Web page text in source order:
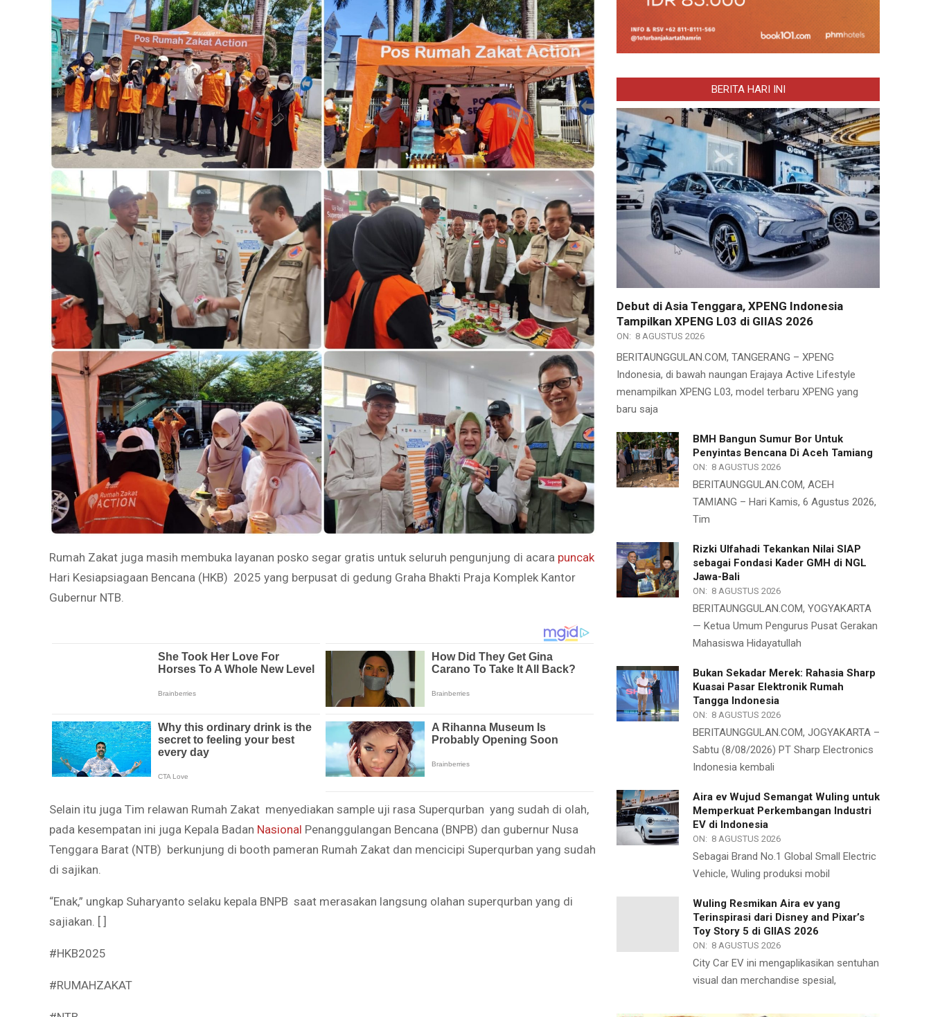
Rumah Zakat juga masih membuka layanan posko segar gratis untuk seluruh pengunjung di acara puncak
Hari Kesiapsiagaan Bencana (HKB) 2025 yang berpusat di gedung Graha Bhakti Praja Komplek Kantor
Gubernur NTB.
Selain itu juga Tim relawan Rumah Zakat menyediakan sample uji rasa Superqurban yang sudah di olah,
pada kesempatan ini juga Kepala Badan Nasional Penanggulangan Bencana (BNPB) dan gubernur Nusa
Tenggara Barat (NTB) berkunjung di booth pameran Rumah Zakat dan mencicipi Superqurban yang sudah
di sajikan.
“Enak,” ungkap Suharyanto selaku kepala BNPB saat merasakan langsung olahan superqurban yang di
sajiakan. [ ]
#HKB2025
#RUMAHZAKAT
BERITA HARI INI
Debut di Asia Tenggara, XPENG Indonesia
Tampilkan XPENG L03 di GIIAS 2026
ON: 8 AGUSTUS 2026
BERITAUNGGULAN.COM, TANGERANG – XPENG
Indonesia, di bawah naungan Erajaya Active Lifestyle
menampilkan XPENG L03, model terbaru XPENG yang
baru saja
BMH Bangun Sumur Bor Untuk
Penyintas Bencana Di Aceh Tamiang
ON: 8 AGUSTUS 2026
BERITAUNGGULAN.COM, ACEH
TAMIANG – Hari Kamis, 6 Agustus 2026,
Tim
Rizki Ulfahadi Tekankan Nilai SIAP
sebagai Fondasi Kader GMH di NGL
Jawa-Bali
ON: 8 AGUSTUS 2026
BERITAUNGGULAN.COM, YOGYAKARTA
— Ketua Umum Pengurus Pusat Gerakan
Mahasiswa Hidayatullah
Bukan Sekadar Merek: Rahasia Sharp
Kuasai Pasar Elektronik Rumah
Tangga Indonesia
ON: 8 AGUSTUS 2026
BERITAUNGGULAN.COM, JOGYAKARTA –
Sabtu (8/08/2026) PT Sharp Electronics
Indonesia kembali
Aira ev Wujud Semangat Wuling untuk
Memperkuat Perkembangan Industri
EV di Indonesia
ON: 8 AGUSTUS 2026
Sebagai Brand No.1 Global Small Electric
Vehicle, Wuling produksi mobil
Wuling Resmikan Aira ev yang
Terinspirasi dari Disney and Pixar’s
Toy Story 5 di GIIAS 2026
ON: 8 AGUSTUS 2026
City Car EV ini mengaplikasikan sentuhan
visual dan merchandise spesial,